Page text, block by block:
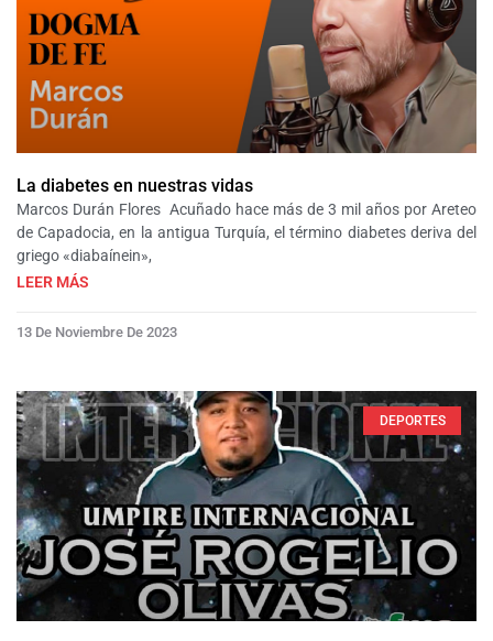
La diabetes en nuestras vidas
Marcos Durán Flores Acuñado hace más de 3 mil años por Areteo
de Capadocia, en la antigua Turquía, el término diabetes deriva del
griego «diabaínein»,
LEER MÁS
13 De Noviembre De 2023
DEPORTES